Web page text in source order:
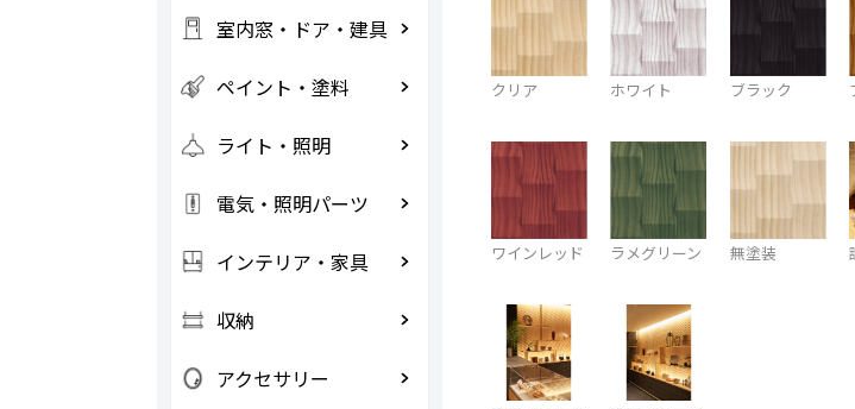
クリア ホワイト ブラック
ワインレッド ラメグリーン 無塗装
室内窓・ドア・建具
ペイント・塗料
ライト・照明
電気・照明パーツ
インテリア・家具
収納
アクセサリー